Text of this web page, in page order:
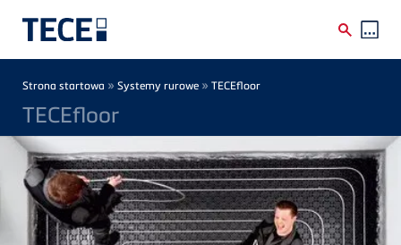
Breadcrumb
Strona startowa » Systemy rurowe » TECEfloor
TECEfloor